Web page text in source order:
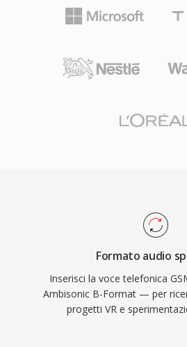
Formato audio
Inserisci la voce telefonica
Ambisonic B-Format — per
progetti VR e